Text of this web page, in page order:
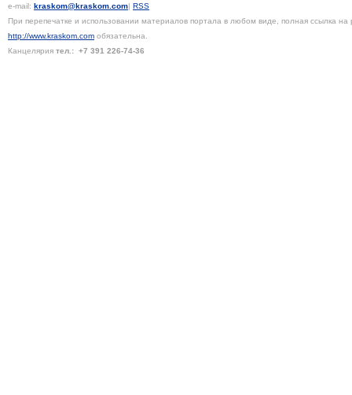
e-mail: kraskom@kraskom.com| RSS
При перепечатке и использовании материалов портала в любом виде, полная ссылка на
http://www.kraskom.com обязательна.
Канцелярия тел.: +7 391 226-74-36